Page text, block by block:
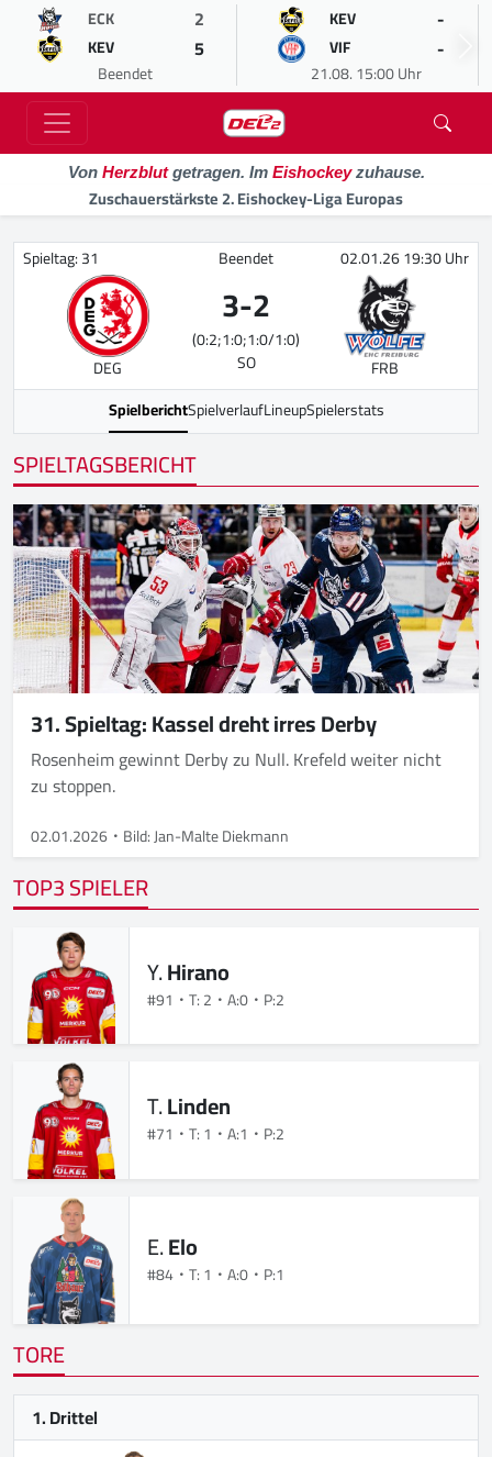
ECK 2
KEV 5
Beendet
KEV -
VIF -
21.08. 15:00 Uhr
Von Herzblutgetragen. Im Eishockeyzuhause.
Zuschauerstärkste 2. Eishockey-Liga Europas
Spieltag: 31 Beendet 02.01.26 19:30 Uhr
DEG
3-2
(0:2;1:0;1:0/1:0)
SO
FRB
SpielberichtSpielverlaufLineupSpielerstats
SPIELTAGSBERICHT
31. Spieltag: Kassel dreht irres Derby
Rosenheim gewinnt Derby zu Null. Krefeld weiter nicht
zu stoppen.
02.01.2026 Bild: Jan-Malte Diekmann
TOP3 SPIELER
Y.Hirano
#91 T: 2 A:0 P:2
T.Linden
#71 T: 1 A:1 P:2
E.Elo
#84 T: 1 A:0 P:1
TORE
1. Drittel